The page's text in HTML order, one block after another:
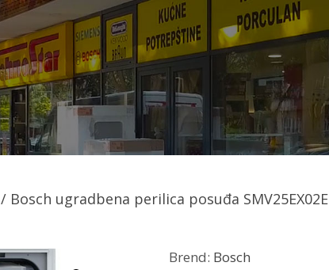
/ Bosch ugradbena perilica posuđa SMV25EX02E
Brend: Bosch